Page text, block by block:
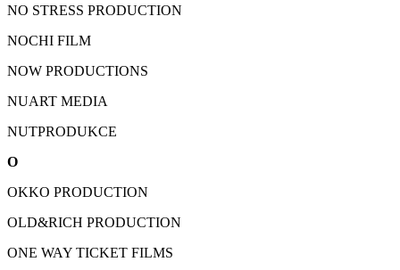
NO STRESS PRODUCTION
NOCHI FILM
NOW PRODUCTIONS
NUART MEDIA
NUTPRODUKCE
O
OKKO PRODUCTION
OLD&RICH PRODUCTION
ONE WAY TICKET FILMS